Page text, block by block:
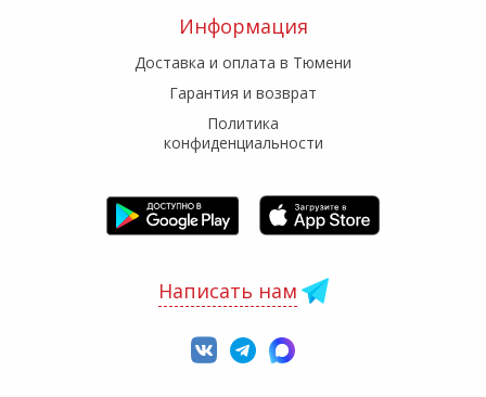
Информация
Доставка и оплата в Тюмени
Гарантия и возврат
Политика
конфиденциальности
Написать нам